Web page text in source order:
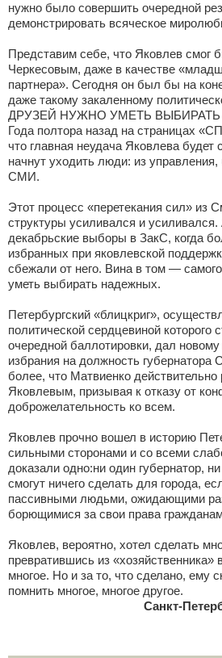
нужно было совершить очередной
демонстрировать всяческое
Представим себе, что Яковлев смог
Черкесовым, даже в качестве
партнера». Сегодня он был бы на
даже такому закаленному
ДРУЗЕЙ НУЖНО УМЕТЬ ВЫБИРАТЬ
Года полтора назад на страницах
что главная неудача Яковлева будет
начнут уходить люди: из управления,
СМИ.
Этот процесс «перетекания сил» из
структуры усиливался и
декабрьские выборы в ЗакС, когда
избранных при яковлевской
сбежали от него. Вина в том —
уметь выбирать надежных.
Петербургский «блицкриг»,
политической сердцевиной которого
очередной баллотировки, дал
избрания на должность губернатора
более, что Матвиенко действительно
Яковлевым, призывая к отказу от
доброжелательность ко всем.
Яковлев прочно вошел в историю
сильными сторонами и со всеми
доказали одно:ни один губернатор,
смогут ничего сделать для города,
пассивными людьми, ожидающими
борющимися за свои права
Яковлев, вероятно, хотел сделать
превратившись из «хозяйственника»
многое. Но и за то, что сделано, ему
помнить многое, многое другое.
Санкт-